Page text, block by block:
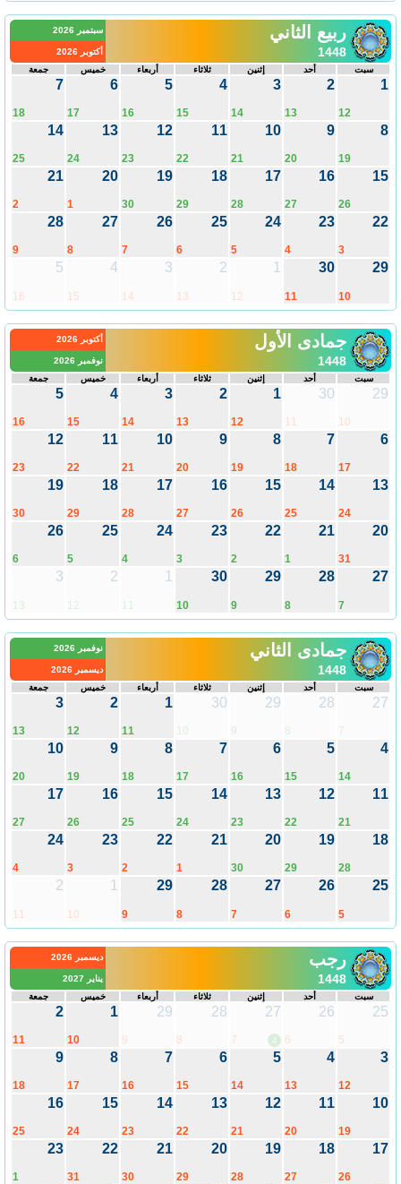
ربيع الثاني
1448
سبتمبر 2026
أكتوبر 2026
سبت
أحد إثنين ثلاثاء أربعاء خميس جمعة
1
12
2
13
3
14
4
15
5
16
6
17
7
18
8
19
9
20
10
21
11
22
12
23
13
24
14
25
15
26
16
27
17
28
18
29
19
30
20
1
21
2
22
3
23
4
24
5
25
6
26
7
27
8
28
9
29
10
30
11
1
12
2
13
3
14
4
15
5
16
جمادى الأول
1448
أكتوبر 2026
نوفمبر 2026
سبت
أحد إثنين ثلاثاء أربعاء خميس جمعة
29
10
30
11
1
12
2
13
3
14
4
15
5
16
6
17
7
18
8
19
9
20
10
21
11
22
12
23
13
24
14
25
15
26
16
27
17
28
18
29
19
30
20
31
21
1
22
2
23
3
24
4
25
5
26
6
27
7
28
8
29
9
30
10
1
11
2
12
3
13
جمادى الثاني
1448
نوفمبر 2026
ديسمبر 2026
سبت
أحد إثنين ثلاثاء أربعاء خميس جمعة
27
7
28
8
29
9
30
10
1
11
2
12
3
13
4
14
5
15
6
16
7
17
8
18
9
19
10
20
11
21
12
22
13
23
14
24
15
25
16
26
17
27
18
28
19
29
20
30
21
1
22
2
23
3
24
4
25
5
26
6
27
7
28
8
29
9
1
10
2
11
رجب
1448
ديسمبر 2026
يناير 2027
سبت
أحد إثنين ثلاثاء أربعاء خميس جمعة
25
5
26
6
27
7 4
28
8
29
9
1
10
2
11
3
12
4
13
5
14
6
15
7
16
8
17
9
18
10
19
11
20
12
21
13
22
14
23
15
24
16
25
17
26
18
27
19
28
20
29
21
30
22
31
23
1